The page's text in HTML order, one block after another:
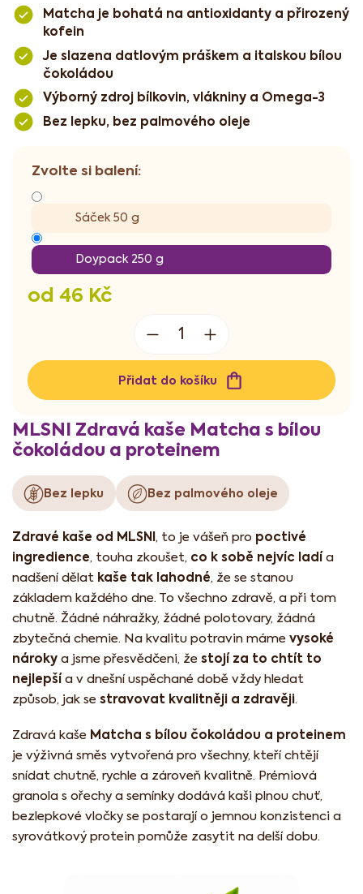
od 46 Kč
Sáček 50 g
Doypack 250 g
Přidat do košíku
Matcha je bohatá na antioxidanty a přirozený
kofein
Je slazena datlovým práškem a italskou bílou
čokoládou
Výborný zdroj bílkovin, vlákniny a Omega-3
Bez lepku, bez palmového oleje
MLSNI Zdravá kaše Matcha s bílou
čokoládou a proteinem
Bez lepku Bez palmového oleje
Zdravé kaše od MLSNI, to je vášeň pro poctivé
ingredience, touha zkoušet, co k sobě nejvíc ladía
nadšení dělat kaše tak lahodné, že se stanou
základem každého dne. To všechno zdravě, a při tom
chutně. Žádné náhražky, žádné polotovary, žádná
zbytečná chemie. Na kvalitu potravin máme vysoké
nároky a jsme přesvědčeni, že stojí za to chtít to
nejlepšía v dnešní uspěchané době vždy hledat
způsob, jak se stravovat kvalitněji a zdravěji.
Zdravá kaše Matcha s bílou čokoládou a proteinem
je výživná směs vytvořená pro všechny, kteří chtějí
snídat chutně, rychle a zároveň kvalitně. Prémiová
granola s ořechy a semínky dodává kaši plnou chuť,
bezlepkové vločky se postarají o jemnou konzistenci a
syrovátkový protein pomůže zasytit na delší dobu.